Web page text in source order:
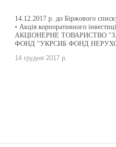
14.12.2017 р. до Біржового
• Акція корпоративного
АКЦІОНЕРНЕ ТОВАРИСТВО
ФОНД "УКРСИБ ФОНД
14 грудня 2017 р.